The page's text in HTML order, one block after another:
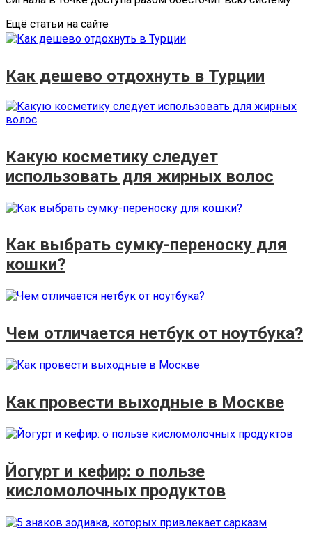
Ещё статьи на сайте
Как дешево отдохнуть в Турции
Какую косметику следует
использовать для жирных волос
Как выбрать сумку-переноску для
кошки?
Чем отличается нетбук от ноутбука?
Как провести выходные в Москве
Йогурт и кефир: о пользе
кисломолочных продуктов